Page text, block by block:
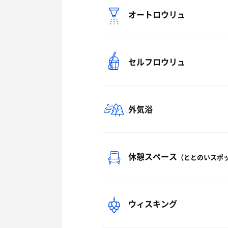
オートロウリュ
セルフロウリュ
外気浴
休憩スペース （ととのいスポ
ウィスキング